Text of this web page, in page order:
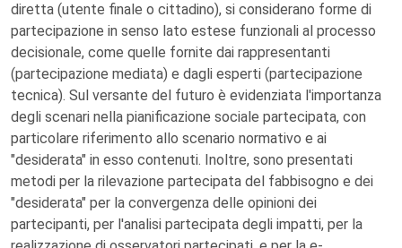
diretta (utente finale o cittadino), si considerano forme di
partecipazione in senso lato estese funzionali al processo
decisionale, come quelle fornite dai rappresentanti
(partecipazione mediata) e dagli esperti (partecipazione
tecnica). Sul versante del futuro è evidenziata l'importanza
degli scenari nella pianificazione sociale partecipata, con
particolare riferimento allo scenario normativo e ai
"desiderata" in esso contenuti. Inoltre, sono presentati
metodi per la rilevazione partecipata del fabbisogno e dei
"desiderata" per la convergenza delle opinioni dei
partecipanti, per l'analisi partecipata degli impatti, per la